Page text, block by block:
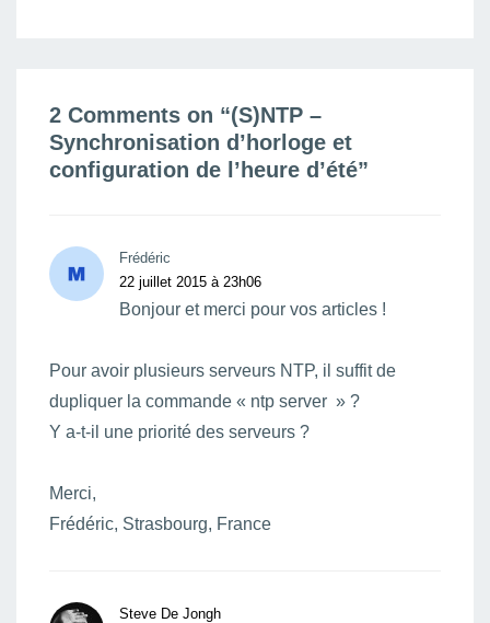
2 Comments on “(S)NTP –
Synchronisation d’horloge et
configuration de l’heure d’été”
Frédéric
22 juillet 2015 à 23h06
Bonjour et merci pour vos articles !
Pour avoir plusieurs serveurs NTP, il suffit de
dupliquer la commande « ntp server » ?
Y a-t-il une priorité des serveurs ?
Merci,
Frédéric, Strasbourg, France
Steve De Jongh